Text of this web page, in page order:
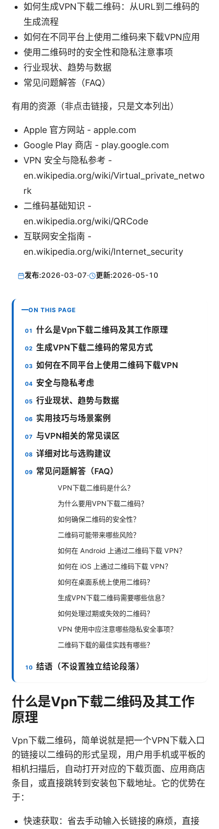
如何生成VPN下载二维码：从URL到二维码的
生成流程
如何在不同平台上使用二维码来下载VPN应用
使用二维码时的安全性和隐私注意事项
行业现状、趋势与数据
常见问题解答（FAQ）
有用的资源（非点击链接，只是文本列出）
Apple 官方网站 - apple.com
Google Play 商店 - play.google.com
VPN 安全与隐私参考 -
en.wikipedia.org/wiki/Virtual_private_netwo
rk
二维码基础知识 -
en.wikipedia.org/wiki/QRCode
互联网安全指南 -
en.wikipedia.org/wiki/Internet_security
发布:2026-03-07· 更新:2026-05-10
ON THIS PAGE
什么是Vpn下载二维码及其工作原理
生成VPN下载二维码的常见方式
如何在不同平台上使用二维码下载VPN
安全与隐私考虑
行业现状、趋势与数据
实用技巧与场景案例
与VPN相关的常见误区
详细对比与选购建议
常见问题解答（FAQ）
VPN下载二维码是什么？
为什么要用VPN下载二维码？
如何确保二维码的安全性？
二维码可能带来哪些风险？
如何在 Android 上通过二维码下载 VPN？
如何在 iOS 上通过二维码下载 VPN？
如何在桌面系统上使用二维码？
生成VPN下载二维码需要哪些信息？
如何处理过期或失效的二维码？
VPN 使用中应注意哪些隐私安全事项？
二维码下载的最佳实践有哪些？
结语（不设置独立结论段落）
什么是Vpn下载二维码及其工作
原理
Vpn下载二维码，简单说就是把一个VPN下载入口
的链接以二维码的形式呈现，用户用手机或平板的
相机扫描后，自动打开对应的下载页面、应用商店
条目，或直接跳转到安装包下载地址。它的优势在
于：
快速获取：省去手动输入长链接的麻烦，直接